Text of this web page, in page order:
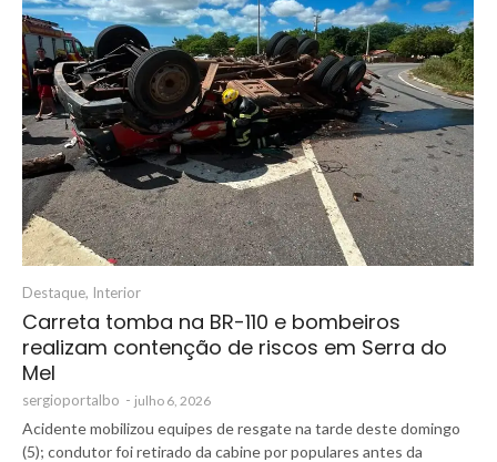
Destaque, Interior
Carreta tomba na BR-110 e bombeiros
realizam contenção de riscos em Serra do
Mel
sergioportalbo - julho 6, 2026
Acidente mobilizou equipes de resgate na tarde deste domingo
(5); condutor foi retirado da cabine por populares antes da